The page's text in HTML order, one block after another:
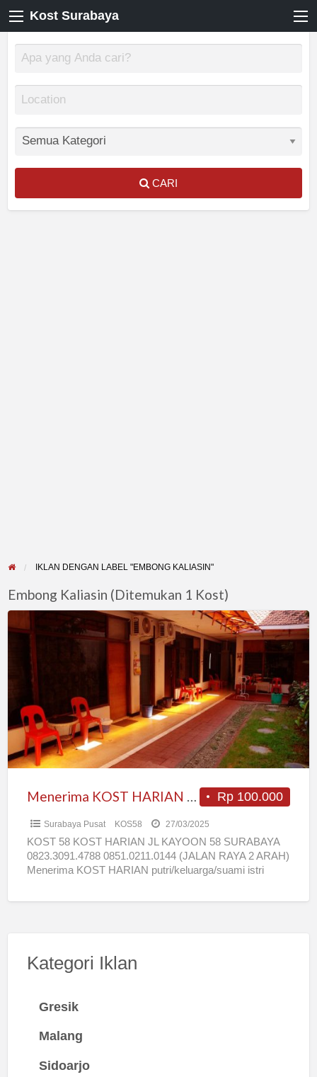
Kost Surabaya
CARI
IKLAN DENGAN LABEL "EMBONG KALIASIN"
Embong Kaliasin (Ditemukan 1 Kost)
KOST
putri/keluarga/suami
Rp 100.000
Menerima KOST HARIAN putri/keluarga/suami istri
Surabaya Pusat KOS58 27/03/2025
KOST 58 KOST HARIAN JL KAYOON 58 SURABAYA
0823.3091.4788 0851.0211.0144 (JALAN RAYA 2 ARAH)
Menerima KOST HARIAN putri/keluarga/suami istri
Kategori Iklan
Gresik
Malang
Sidoarjo